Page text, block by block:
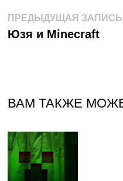
Навигация
по
ПРЕДЫДУЩАЯ ЗАПИСЬ
Юзя и Minecraft
ВАМ ТАКЖЕ